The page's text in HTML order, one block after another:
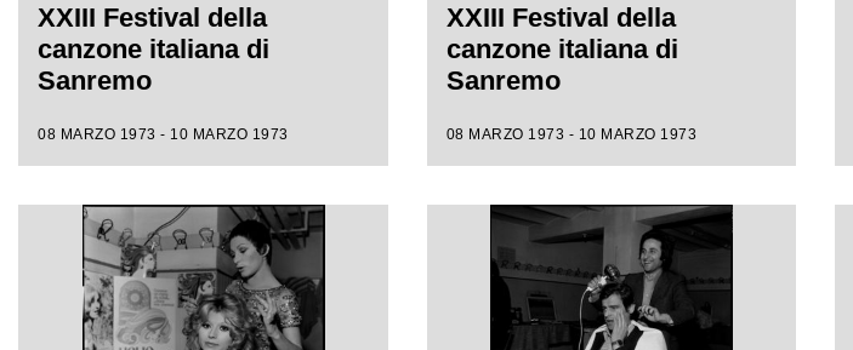
XXIII Festival della
canzone italiana di
Sanremo
08 MARZO 1973 - 10 MARZO 1973
XXIII Festival della
canzone italiana di
Sanremo
08 MARZO 1973 - 10 MARZO 1973